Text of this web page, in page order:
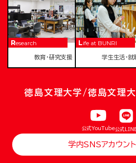
Research
教育・研究支援
Life at BUNRI
学生生活・就
徳島文理大学/徳島文理
公式YouTube公式
学内SNSアカウン